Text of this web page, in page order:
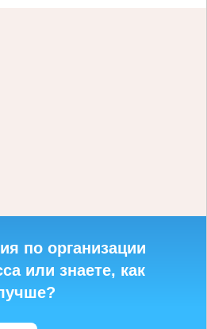
по организации
или знаете, как